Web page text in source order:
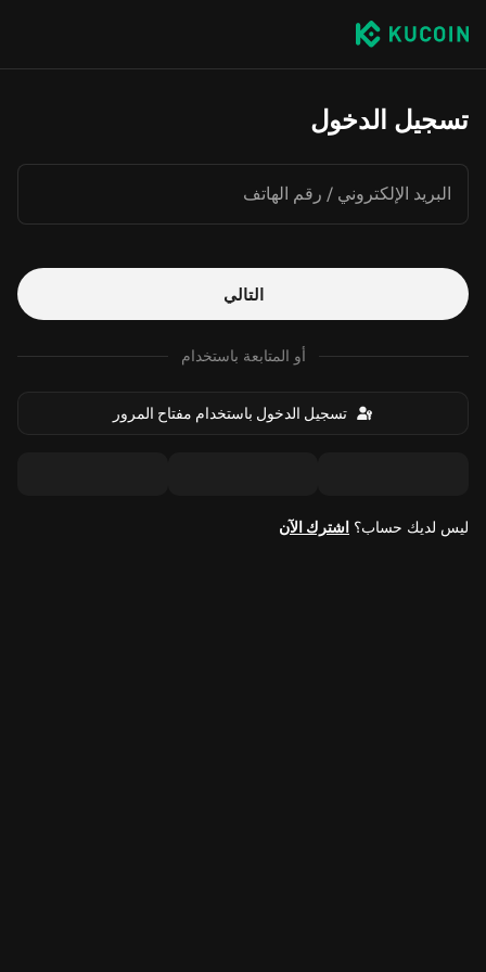
تسجيل الدخول
البريد الإلكتروني / رقم الهاتف
التالي
أو المتابعة باستخدام
تسجيل الدخول باستخدام مفتاح المرور
ليس لديك حساب؟ اشترك الآن